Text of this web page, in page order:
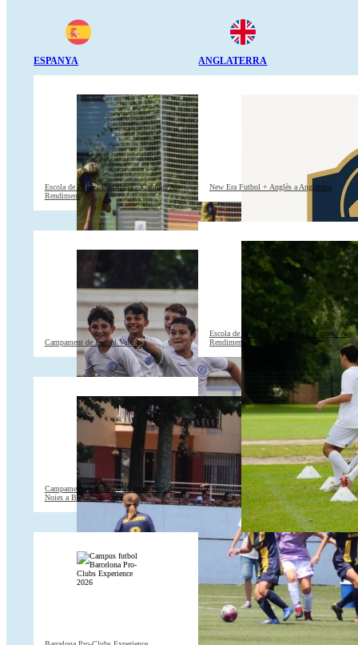
ESPANYA
Escola de Futbol Barcelona – Campus Alt
Rendiment
Campament de Futbol València
Campament de futbol d’alt rendiment de
Noies a Barcelona
ANGLATERRA
New Era Futbol + Anglès a Anglaterra
Escola de Futbol a Anglaterra – Campus Alt
Rendiment